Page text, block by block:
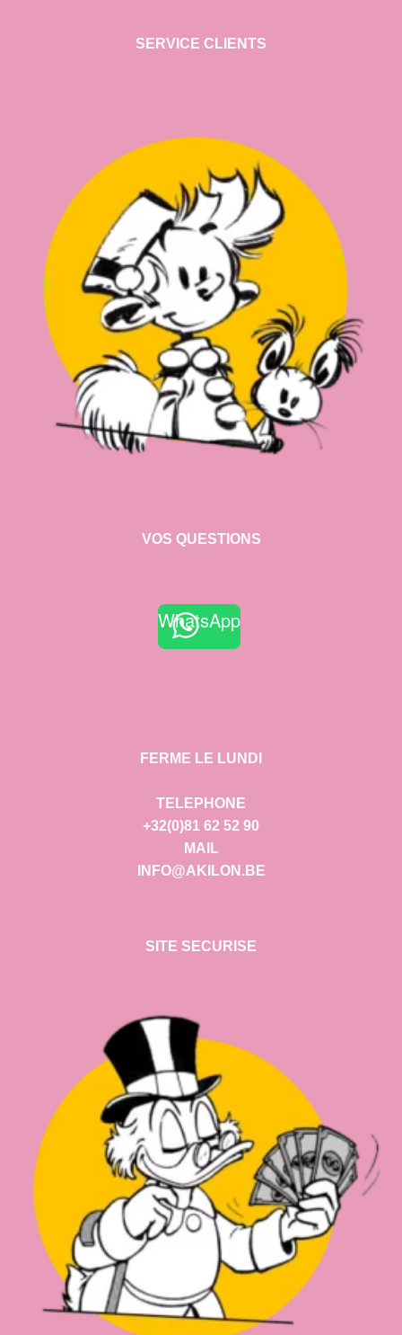
SERVICE CLIENTS
VOS QUESTIONS
WhatsApp
FERME LE LUNDI
TELEPHONE
+32(0)81 62 52 90
MAIL
INFO@AKILON.BE
SITE SECURISE